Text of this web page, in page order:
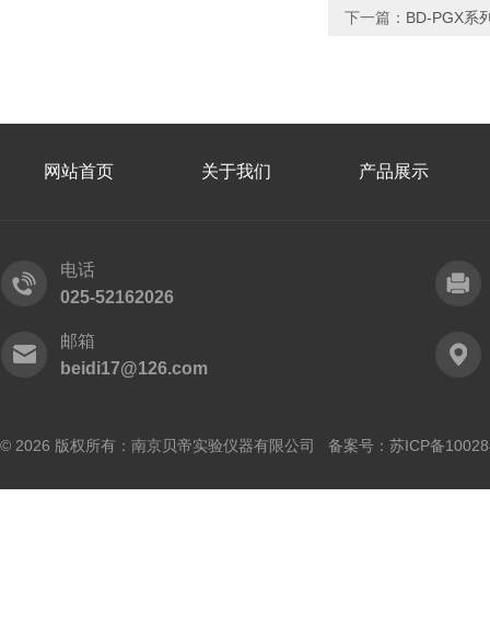
下一篇： BD-PGX系
网站首页 关于我们 产品展示
电话
025-52162026
邮箱
beidi17@126.com
© 2026 版权所有：南京贝帝实验仪器有限公司 备案号： 苏ICP备